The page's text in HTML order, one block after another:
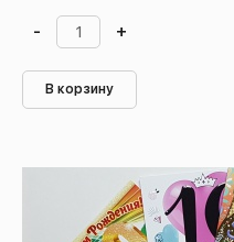
- +
В корзину